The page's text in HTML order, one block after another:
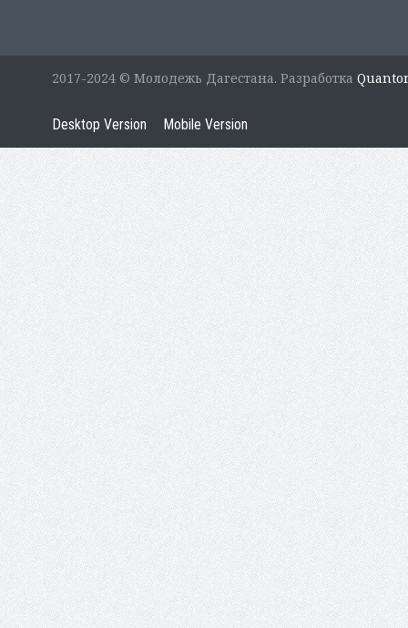
2017-2024 © Молодежь Дагестана. Разработка
Desktop Version Mobile Version